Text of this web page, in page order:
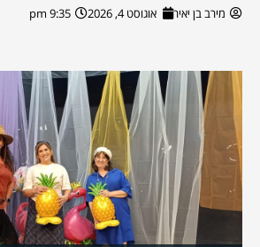
מירב בן יאיר אוגוסט 4, 2026 9:35 pm